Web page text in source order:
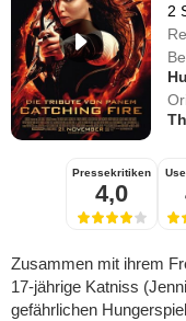
2
Pressekritiken
4,0
Zusammen mit ihrem
17-jährige Katniss
gefährlichen